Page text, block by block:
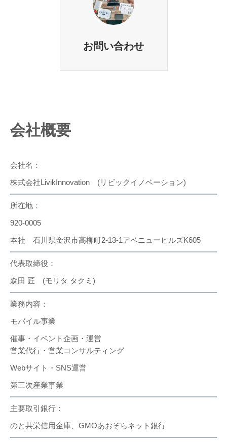
お問い合わせ
会社概要
会社名：
株式会社LivikInnovation (リビックイノベーション)
所在地：
920‐0005
本社 石川県金沢市高柳町2‐13‐1アベニューヒルズK605
代表取締役：
森田 匠 (モリタ タクミ)
業務内容：
モバイル事業
催事・イベント企画・運営
営業代行・営業コンサルティング
Webサイト・SNS運営
第三次産業事業
主要取引銀行：
のと共栄信用金庫、GMOあおぞらネット銀行